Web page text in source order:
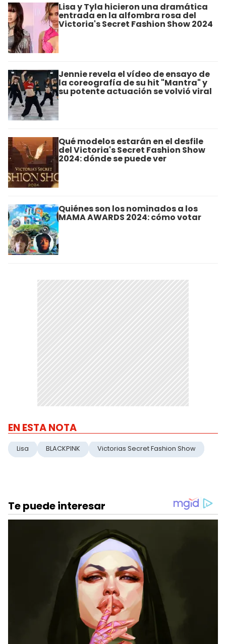
Lisa y Tyla hicieron una dramática
entrada en la alfombra rosa del
Victoria's Secret Fashion Show 2024
Jennie revela el vídeo de ensayo de
la coreografía de su hit "Mantra" y
su potente actuación se volvió viral
Qué modelos estarán en el desfile
del Victoria's Secret Fashion Show
2024: dónde se puede ver
Quiénes son los nominados a los
MAMA AWARDS 2024: cómo votar
EN ESTA NOTA
Lisa BLACKPINK Victorias Secret Fashion Show